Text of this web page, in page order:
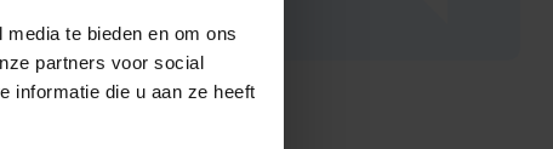
te bieden en om ons
partners voor social
informatie die u aan ze heeft